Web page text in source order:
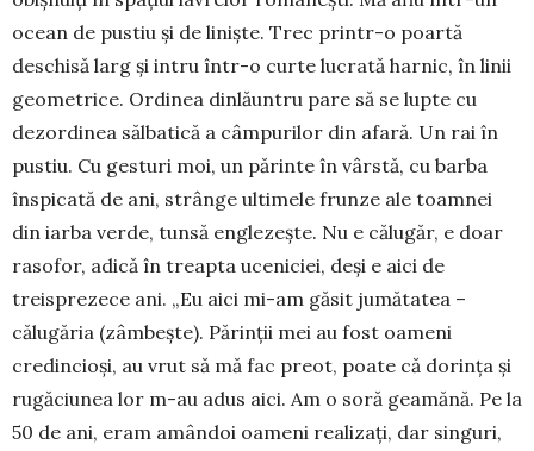
ocean de pustiu și de liniște. Trec printr-o poartă
deschisă larg și intru în­tr-o curte lucrată harnic, în linii
geome­trice. Ordinea dinlăuntru pare să se lupte cu
dezor­dinea sălbatică a câmpurilor din afară. Un rai în
pustiu. Cu gesturi moi, un părinte în vârstă, cu barba
înspicată de ani, strânge ultime­le frunze ale toam­nei
din iarba verde, tunsă englezește. Nu e călugăr, e doar
rasofor, adică în treapta uceniciei, deși e aici de
treispre­zece ani. „Eu aici mi-am găsit jumătatea –
călugăria (zâm­­beș­te). Părinții mei au fost oameni
credincioși, au vrut să mă fac preot, poate că dorința și
ru­găciunea lor m-au adus aici. Am o soră gea­mănă. Pe la
50 de ani, eram amândoi oa­meni reali­zați, dar singuri,